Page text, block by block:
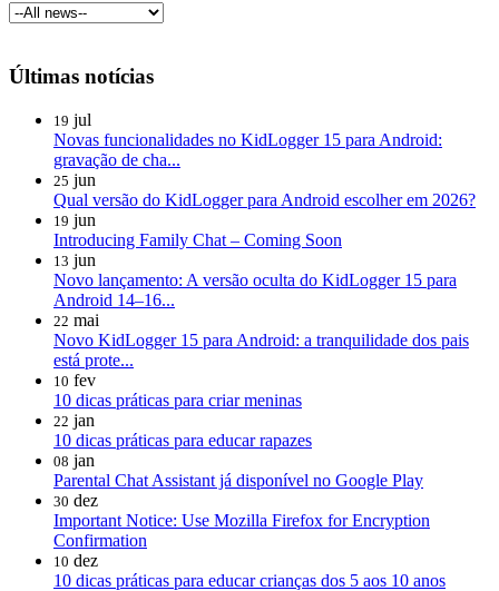
Últimas notícias
19 jul
Novas funcionalidades no KidLogger 15 para Android:
gravação de cha...
25 jun
Qual versão do KidLogger para Android escolher em 2026?
19 jun
Introducing Family Chat – Coming Soon
13 jun
Novo lançamento: A versão oculta do KidLogger 15 para
Android 14–16...
22 mai
Novo KidLogger 15 para Android: a tranquilidade dos pais
está prote...
10 fev
10 dicas práticas para criar meninas
22 jan
10 dicas práticas para educar rapazes
08 jan
Parental Chat Assistant já disponível no Google Play
30 dez
Important Notice: Use Mozilla Firefox for Encryption
Confirmation
10 dez
10 dicas práticas para educar crianças dos 5 aos 10 anos